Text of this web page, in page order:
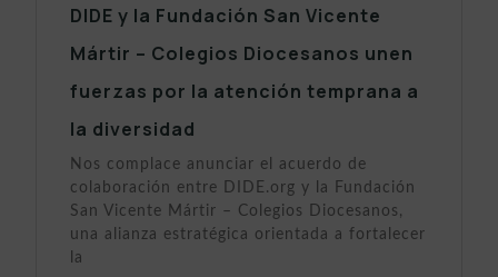
DIDE y la Fundación San Vicente
Mártir – Colegios Diocesanos unen
fuerzas por la atención temprana a
la diversidad
Nos complace anunciar el acuerdo de
colaboración entre DIDE.org y la Fundación
San Vicente Mártir – Colegios Diocesanos,
una alianza estratégica orientada a fortalecer
la